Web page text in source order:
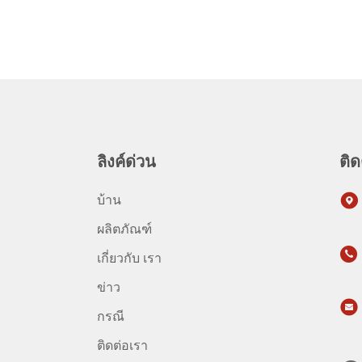
ลิงค์ด่วน
บ้าน
ผลิตภัณฑ์
เกี่ยวกับ เรา
ข่าว
กรณี
ติดต่อเรา
ติด